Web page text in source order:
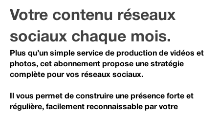
Votre contenu réseaux
sociaux chaque mois.
Plus qu’un simple service de production de vidéos et
photos, cet abonnement propose une stratégie
complète pour vos réseaux sociaux.
Il vous permet de construire une présence forte et
régulière, facilement reconnaissable par votre